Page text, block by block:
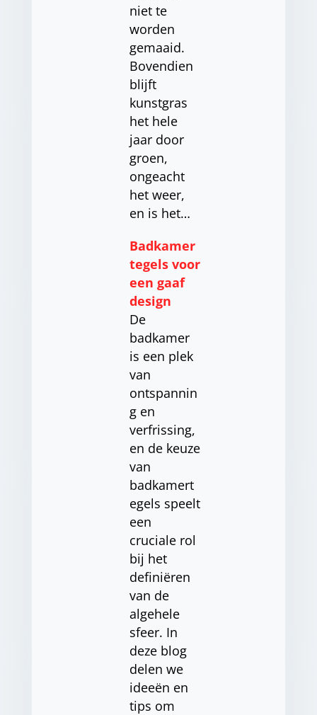
niet te
worden
gemaaid.
Bovendien
blijft
kunstgras
het hele
jaar door
groen,
ongeacht
het weer,
en is het…
Badkamer
tegels voor
een gaaf
design
De
badkamer
is een plek
van
ontspannin
g en
verfrissing,
en de keuze
van
badkamert
egels speelt
een
cruciale rol
bij het
definiëren
van de
algehele
sfeer. In
deze blog
delen we
ideeën en
tips om